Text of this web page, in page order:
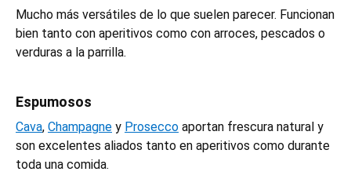
Mucho más versátiles de lo que suelen parecer. Funcionan
bien tanto con aperitivos como con arroces, pescados o
verduras a la parrilla.
Espumosos
Cava, Champagne y Prosecco aportan frescura natural y
son excelentes aliados tanto en aperitivos como durante
toda una comida.